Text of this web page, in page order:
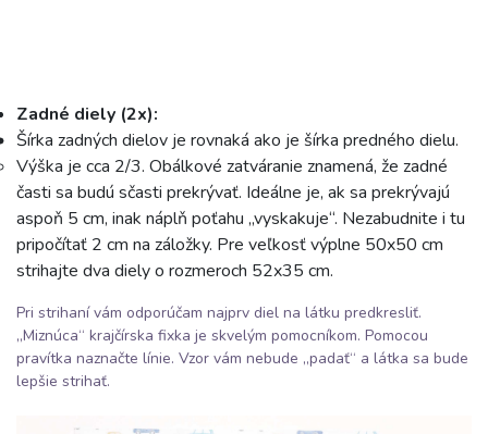
Zadné diely (2x):
Šírka zadných dielov je rovnaká ako je šírka predného dielu.
Výška je cca 2/3. Obálkové zatváranie znamená, že zadné
časti sa budú sčasti prekrývať. Ideálne je, ak sa prekrývajú
aspoň 5 cm, inak náplň poťahu „vyskakuje“. Nezabudnite i tu
pripočítať 2 cm na záložky. Pre veľkosť výplne 50x50 cm
strihajte dva diely o rozmeroch 52x35 cm.
Pri strihaní vám odporúčam najprv diel na látku predkresliť.
„Miznúca“ krajčírska fixka je skvelým pomocníkom. Pomocou
pravítka naznačte línie. Vzor vám nebude „padať“ a látka sa bude
lepšie strihať.